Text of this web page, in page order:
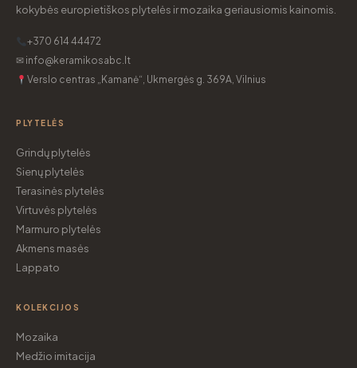
kokybės europietiškos plytelės ir mozaika geriausiomis kainomis.
+370 614 44472
✉ info@keramikosabc.lt
Verslo centras „Kamanė“, Ukmergės g. 369A, Vilnius
PLYTELĖS
Grindų plytelės
Sienų plytelės
Terasinės plytelės
Virtuvės plytelės
Marmuro plytelės
Akmens masės
Lappato
KOLEKCIJOS
Mozaika
Medžio imitacija